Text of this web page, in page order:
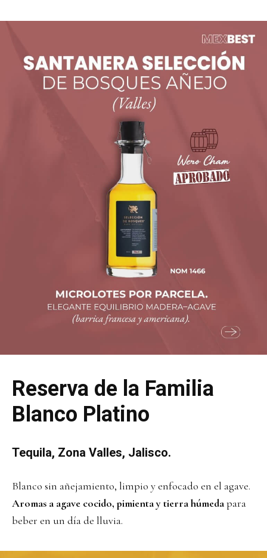
Reserva de la Familia
Blanco Platino
Tequila, Zona Valles, Jalisco.
Blanco sin añejamiento, limpio y enfocado en el agave.
Aromas a agave cocido, pimienta y tierra húmedapara
beber en un día de lluvia.